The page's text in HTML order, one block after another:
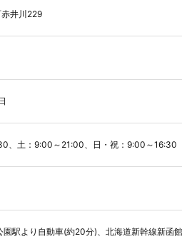
井川229
、土：9:00～21:00、日・祝：9:00～16:30
園駅より自動車(約20分)、北海道新幹線新函